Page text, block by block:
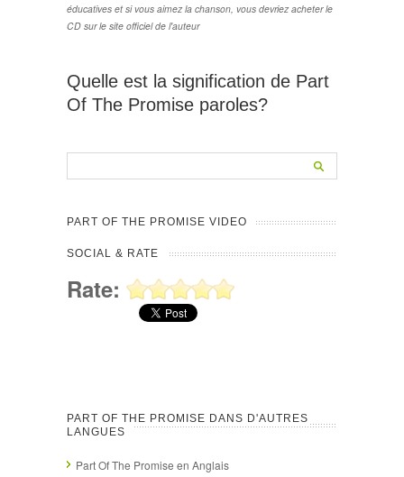
éducatives et si vous aimez la chanson, vous devriez acheter le
CD sur le site officiel de l'auteur
Quelle est la signification de Part
Of The Promise paroles?
PART OF THE PROMISE VIDEO
SOCIAL & RATE
Rate:
PART OF THE PROMISE DANS D'AUTRES
LANGUES
Part Of The Promise en Anglais